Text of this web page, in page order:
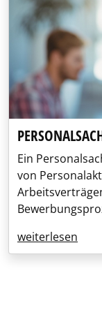
Ein
von
weiterlesen